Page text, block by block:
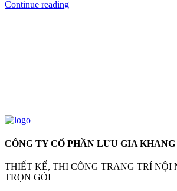
Continue reading
CÔNG TY CỔ PHẦN LƯU GIA KHANG
THIẾT KẾ, THI CÔNG TRANG TRÍ NỘI
TRỌN GÓI